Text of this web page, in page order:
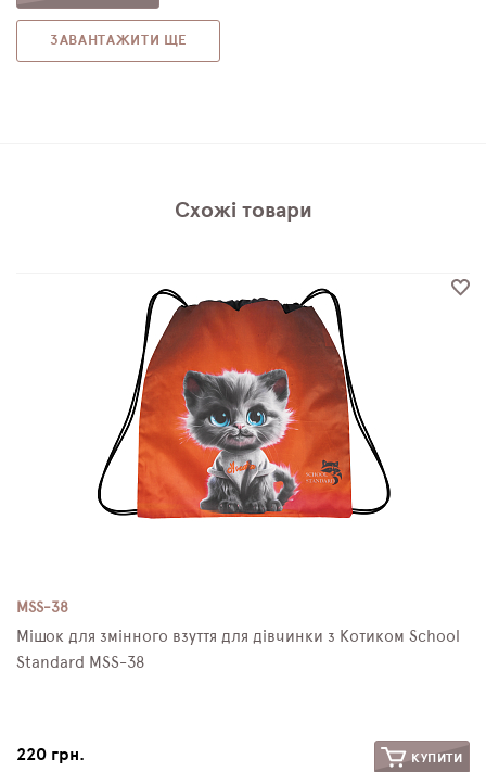
ЗАВАНТАЖИТИ ЩЕ
Схожі товари
MSS-38
Мішок для змінного взуття для дівчинки з Котиком School
Standard MSS-38
220 грн. КУПИТИ